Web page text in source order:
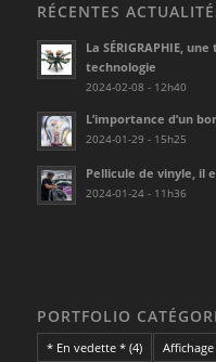
RÉCENTES
La SÉRIGRAPHIE,
technologie
2024-02-08 - 12h40
L’importance d’un
2024-01-29 - 15h25
Pellicule de vinyle, il
2024-01-24 - 11h36
PORTFOLIO
* En vedette *(4) Affichage